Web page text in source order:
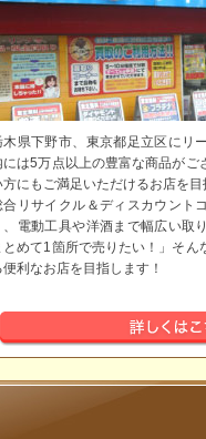
木県下野市、東京都足立区にリ
には5万点以上の豊富な商品がご
方にもご満足いただけるお店を目
合リサイクル＆ディスカウント
、電動工具や洋酒まで幅広い取
とめて1箇所で売りたい！」そん
便利なお店を目指します！